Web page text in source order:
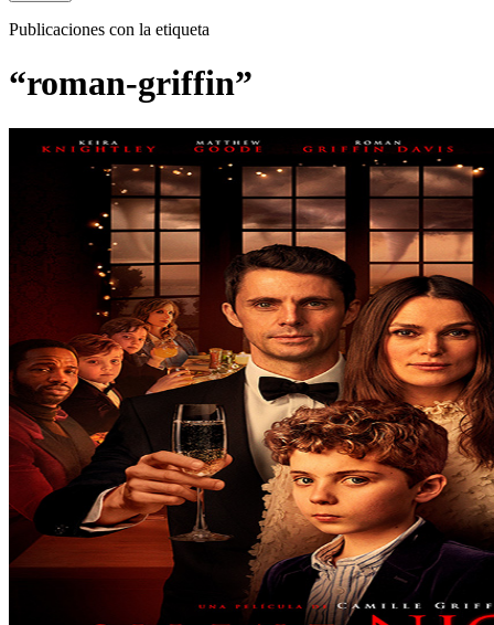
Publicaciones con la etiqueta
“roman-griffin”